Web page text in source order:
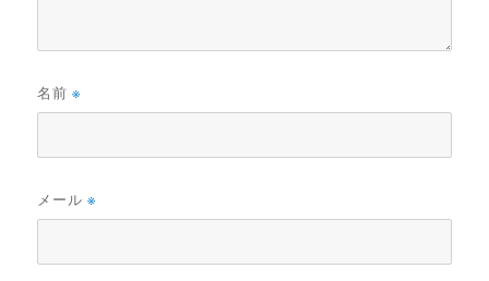
名前※
メール※